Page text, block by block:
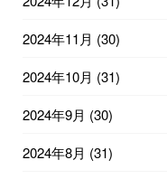
2024年11月 (30)
2024年10月 (31)
2024年9月 (30)
2024年8月 (31)